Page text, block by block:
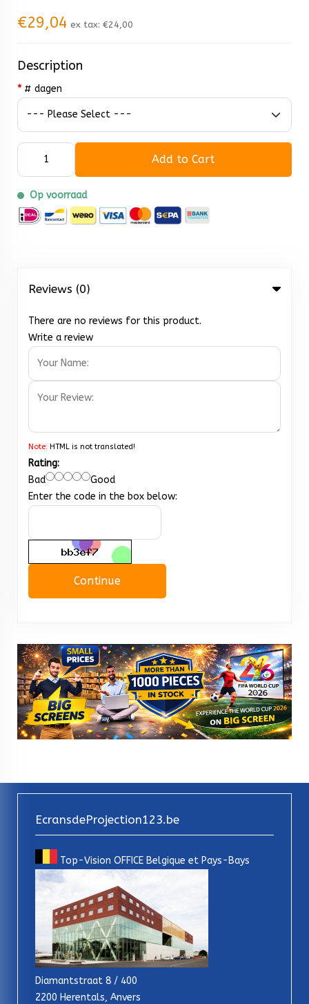
€29,04 ex tax: €24,00
Description
* # dagen
Add to Cart
Op voorraad
Reviews (0)
There are no reviews for this product.
Write a review
Note: HTML is not translated!
Rating:
Bad
Good
Enter the code in the box below:
Continue
EcransdeProjection123.be
Top-Vision OFFICE Belgique et Pays-Bays
Diamantstraat 8 / 400
2200 Herentals, Anvers